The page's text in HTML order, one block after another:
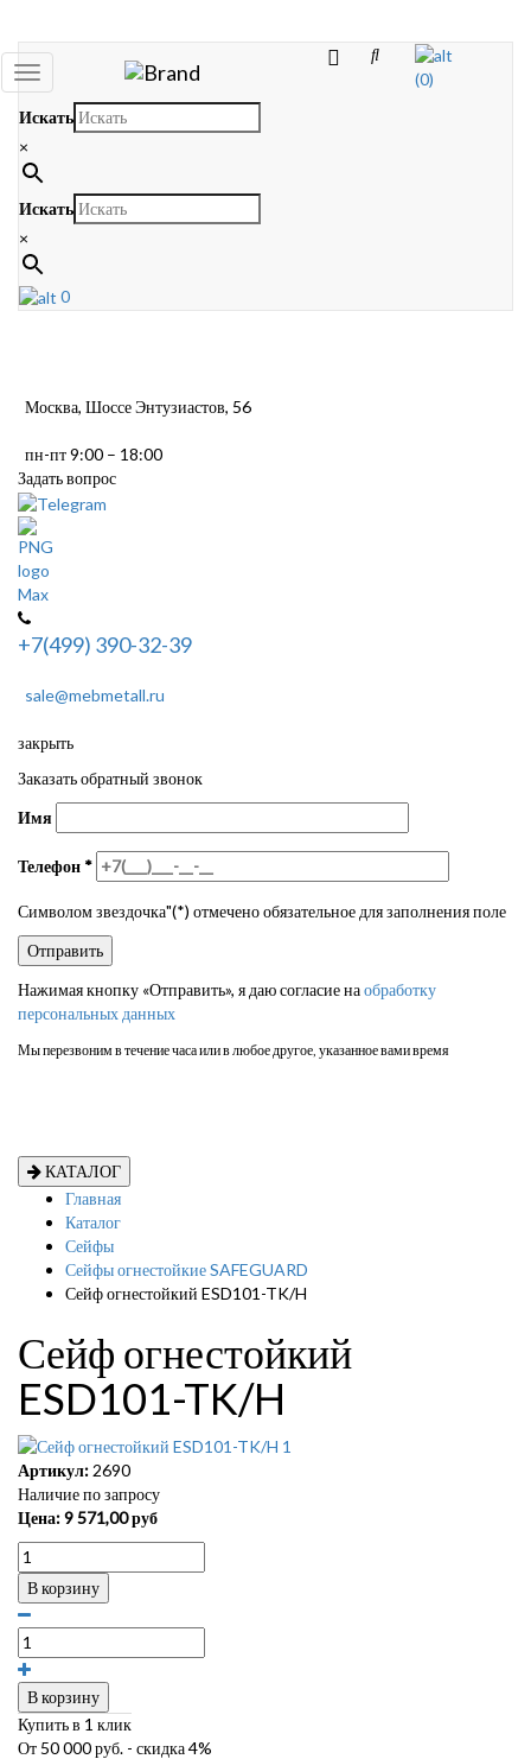
Toggle
navigation
(0)
Искать
×
Искать
×
0
Москва, Шоссе Энтузиастов, 56
пн-пт 9:00 – 18:00
Задать вопрос
+7(499) 390-32-39
sale@mebmetall.ru
закрыть
Заказать обратный звонок
Имя
Телефон *
Символом звездочка"(*) отмечено обязательное для заполнения поле
Нажимая кнопку «Отправить», я даю согласие наобработку
персональных данных
Мы перезвоним в течение часа или в любое другое, указанное вами время
КАТАЛОГ
Главная
Каталог
Сейфы
Сейфы огнестойкие SAFEGUARD
Сейф огнестойкий ESD101-TK/H
Сейф огнестойкий
ESD101-TK/H
Артикул: 2690
Наличие по запросу
Цена:9 571,00руб
В корзину
В корзину
Купить в 1 клик
От 50 000 руб. - скидка 4%